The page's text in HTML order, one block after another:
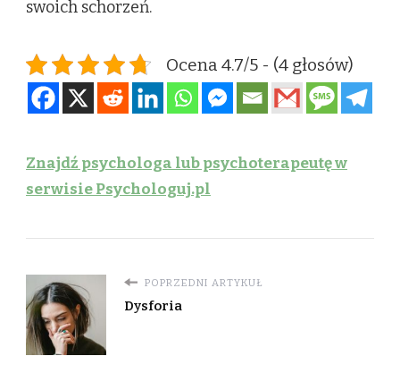
swoich schorzeń.
Ocena 4.7/5 - (4 głosów)
Znajdź psychologa lub psychoterapeutę w
serwisie Psychologuj.pl
POPRZEDNI ARTYKUŁ
Dysforia